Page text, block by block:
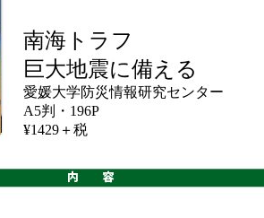
南海トラフ
巨大地震に備える
愛媛大学防災情報研究センター
A5判・196P
¥1429＋税